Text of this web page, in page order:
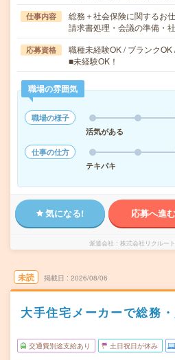
仕事内容
総務＋社会保険に関するお
請求書処理・会議の準備・
応募資格
職種未経験OK / ブランクOK
■未経験OK！
職場の雰囲気
職場の様子
活気がある
仕事の仕方
テキパキ
気になる! 応募へ進む
派遣会社 株式会社リクルー
未読 掲載日 2026/08/06
大手住宅メーカーで総務
交通費別途支給あり 土日祝日が休み